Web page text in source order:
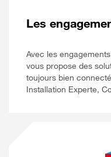
Les
Avec les
vous propose des
toujours bien
Installation Experte,